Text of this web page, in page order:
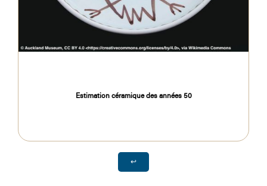
Estimation céramique des années 50
↩